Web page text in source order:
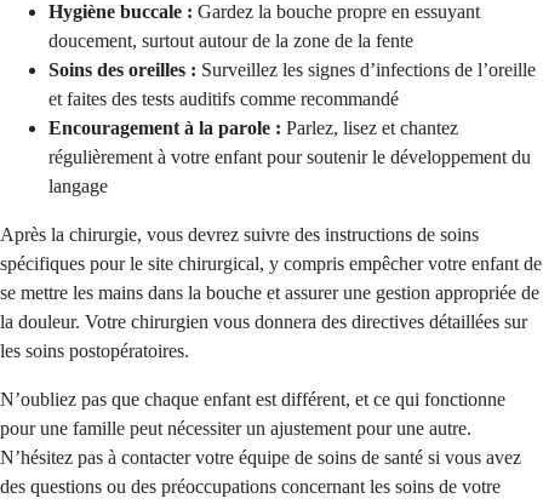
Hygiène buccale : Gardez la bouche propre en essuyant
doucement, surtout autour de la zone de la fente
Soins des oreilles : Surveillez les signes d’infections de l’oreille
et faites des tests auditifs comme recommandé
Encouragement à la parole : Parlez, lisez et chantez
régulièrement à votre enfant pour soutenir le développement du
langage
Après la chirurgie, vous devrez suivre des instructions de soins
spécifiques pour le site chirurgical, y compris empêcher votre enfant de
se mettre les mains dans la bouche et assurer une gestion appropriée de
la douleur. Votre chirurgien vous donnera des directives détaillées sur
les soins postopératoires.
N’oubliez pas que chaque enfant est différent, et ce qui fonctionne
pour une famille peut nécessiter un ajustement pour une autre.
N’hésitez pas à contacter votre équipe de soins de santé si vous avez
des questions ou des préoccupations concernant les soins de votre